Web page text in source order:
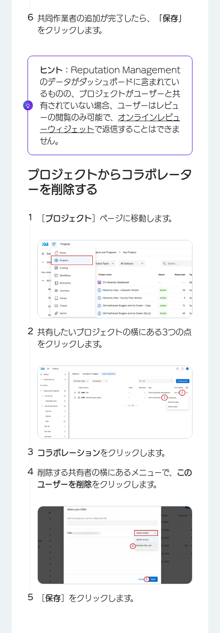
×
共同作業者の追加が完了したら、
「保存」
をクリックします。
ヒント： Reputation Management
のデータがダッシュボードに含まれてい
るものの、プロジェクトがユーザーと共
有されていない場合、ユーザーはレビュ
ーの閲覧のみ可能で、 オンラインレビュ
ーウィジェットで返信することはできま
せん。
プロジェクトからコラボレータ
ーを削除する
プロジェクト ］ページに移動します。
共有したいプロジェクトの横にある3つの点
をクリックします。
コラボレーションをクリックします。
削除する共有者の横にあるメニューで、 この
ユーザーを削除をクリックします。
保存 ］をクリックします。